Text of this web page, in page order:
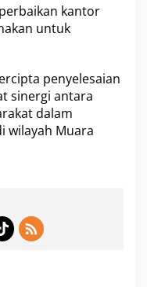
kantor
untuk
penyelesaian
sinergi antara
dalam
wilayah Muara